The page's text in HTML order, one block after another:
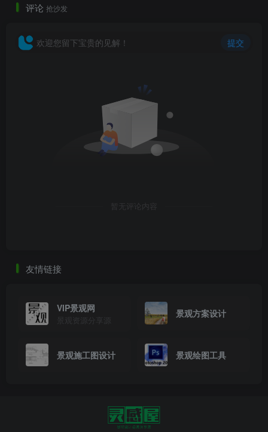
评论 抢沙发
欢迎您留下宝贵的见解！ 提交
暂无评论内容
友情链接
VIP景观网
景观资源分享源
景观方案设计
景观施工图设计 景观绘图工具